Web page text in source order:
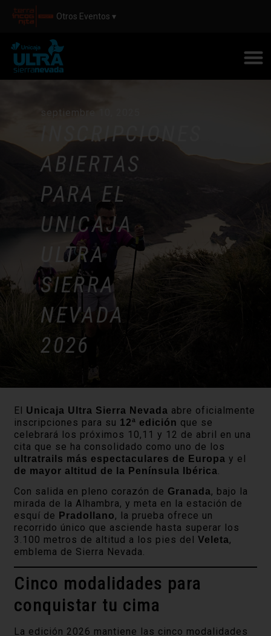
Otros Eventos ▾
septiembre 10, 2025
INSCRIPCIONES
ABIERTAS
PARA EL
UNICAJA
ULTRA
SIERRA
NEVADA
2026
El Unicaja Ultra Sierra Nevada abre oficialmente
inscripciones para su 12ª edición que se
celebrará los próximos 10,11 y 12 de abril en una
cita que se ha consolidado como uno de los
ultratrails más espectaculares de Europa y el
de mayor altitud de la Península Ibérica
Con salida en pleno corazón de Granada, bajo la
mirada de la Alhambra, y meta en la estación de
esquí de Pradollano, la prueba ofrece un
recorrido único que asciende hasta superar los
3.100 metros de altitud a los pies delVeleta,
emblema de Sierra Nevada.
Cinco modalidades para
conquistar tu cima
La edición 2026 mantiene las cinco modalidades